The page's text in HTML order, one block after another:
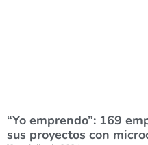
“Yo emprendo”: 169
sus proyectos con